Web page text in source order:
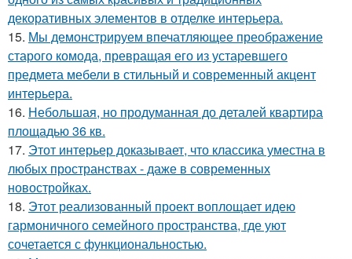
декоративных элементов в отделке интерьера.
15. Мы демонстрируем впечатляющее преображение
старого комода, превращая его из устаревшего
предмета мебели в стильный и современный акцент
интерьера.
16. Небольшая, но продуманная до деталей квартира
площадью 36 кв.
17. Этот интерьер доказывает, что классика уместна в
любых пространствах - даже в современных
новостройках.
18. Этот реализованный проект воплощает идею
гармоничного семейного пространства, где уют
сочетается с функциональностью.